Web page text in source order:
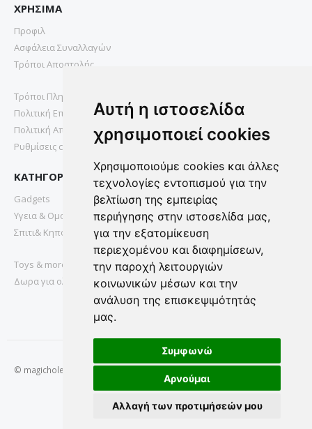
Αυτή η ιστοσελίδα
χρησιμοποιεί cookies
Χρησιμοποιούμε cookies και άλλες
τεχνολογίες εντοπισμού για την
βελτίωση της εμπειρίας
περιήγησης στην ιστοσελίδα μας,
για την εξατομίκευση
περιεχομένου και διαφημίσεων,
την παροχή λειτουργιών
κοινωνικών μέσων και την
ανάλυση της επισκεψιμότητάς
μας.
Συμφωνώ
Αρνούμαι
Αλλαγή των προτιμήσεών μου
ΧΡΗΣΙΜΑ
Προφιλ
Ασφάλεια Συναλλαγών
Τρόποι Αποστολής
Τρόποι Πληρωμής
Πολιτική Επιστροφών
Πολιτική Απορρήτου
Ρυθμίσεις cookies
ΚΑΤΗΓΟΡΙΕΣ
Gadgets
Υγεια & Ομορφια
Σπιτι& Κηπος
Toys & more
Δωρα για ολους
© magichole.gr 2022. All Rights Reserved.